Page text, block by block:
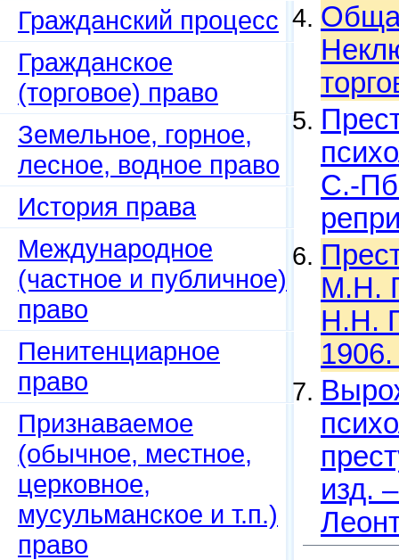
Гражданский процесс
Гражданское
(торговое) право
Земельное, горное,
лесное, водное право
История права
Международное
(частное и публичное)
право
Пенитенциарное
право
Признаваемое
(обычное, местное,
церковное,
мусульманское и т.п.)
право
С.-
М.Н.
Н.Н.
изд.